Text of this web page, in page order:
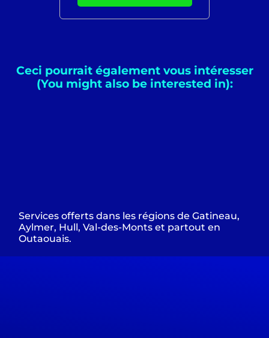
Ceci pourrait également vous intéresser
(You might also be interested in):
Services offerts dans les régions de Gatineau,
Aylmer, Hull, Val-des-Monts et partout en
Outaouais.